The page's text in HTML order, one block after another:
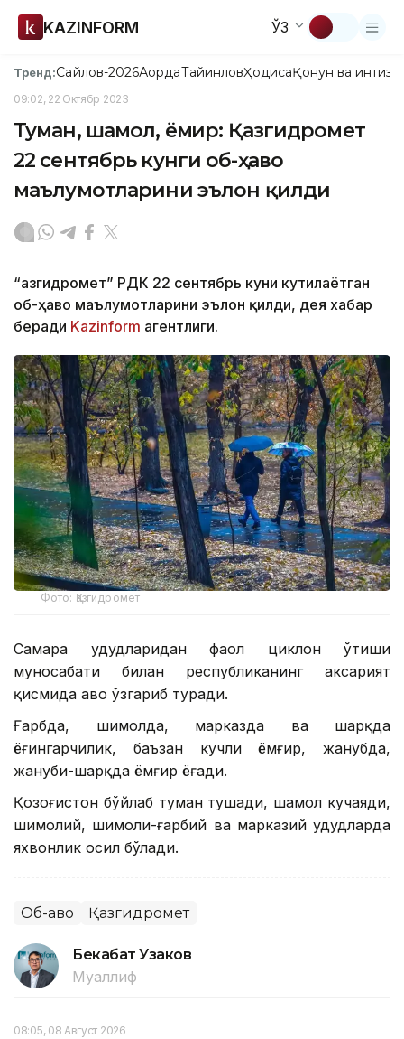
KAZINFORM ЎЗ
Тренд:Сайлов-2026АқордаТайинловҲодисаҚонун ва
09:02, 22 Октябр 2023
Туман, шамол, ёмғир: Қазгидромет
22 сентябрь кунги об-ҳаво
маълумотларини эълон қилди
“Қазгидромет” РДК 22 сентябрь куни кутилаётган
об-ҳаво маълумотларини эълон қилди, дея хабар
беради Kazinform агентлиги.
Фото: Қазгидромет
Самара ҳудудларидан фаол циклон ўтиши
муносабати билан республиканинг аксарият
қисмида ҳаво ўзгариб туради.
Ғарбда, шимолда, марказда ва шарқда
ёғингарчилик, баъзан кучли ёмғир, жанубда,
жануби-шарқда ёмғир ёғади.
Қозоғистон бўйлаб туман тушади, шамол кучаяди,
шимолий, шимоли-ғарбий ва марказий ҳудудларда
яхвонлик ҳосил бўлади.
Об-ҳаво Қазгидромет
Бекабат Узаков
Муаллиф
08:05, 08 Август 2026